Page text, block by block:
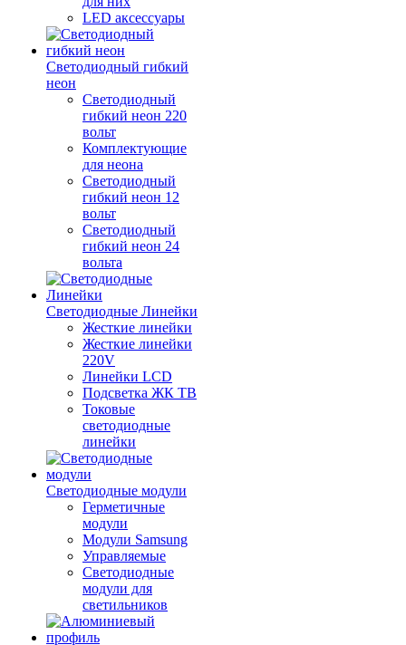
LED аксессуары
Светодиодный гибкий
неон
Светодиодный
гибкий неон 220
вольт
Комплектующие
для неона
Светодиодный
гибкий неон 12
вольт
Светодиодный
гибкий неон 24
вольта
Светодиодные Линейки
Жесткие линейки
Жесткие линейки
220V
Линейки LCD
Подсветка ЖК ТВ
Токовые
светодиодные
линейки
Светодиодные модули
Герметичные
модули
Модули Samsung
Управляемые
Светодиодные
модули для
светильников